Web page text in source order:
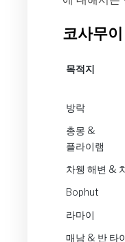
코사무
목적지
목적지
방락
총몽 &
플라이램
차웽 해변 &
Bophut
라마이
매남 & 반 타